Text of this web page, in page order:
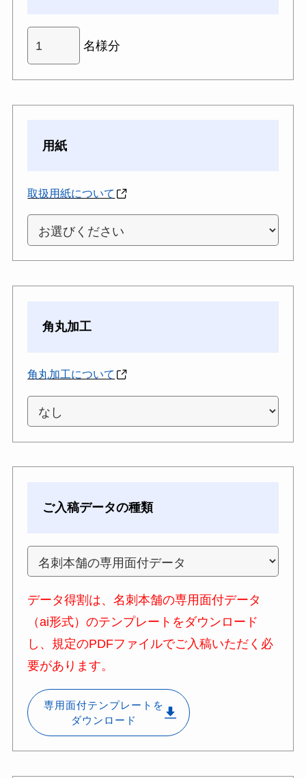
名様分
用紙
取扱用紙について
角丸加工
角丸加工について
ご入稿データの種類
データ得割は、名刺本舗の専用面付データ
（ai形式）のテンプレートをダウンロード
し、 規定のPDFファイルでご入稿いただく必
要があります。
専用面付テンプレートを
ダウンロード